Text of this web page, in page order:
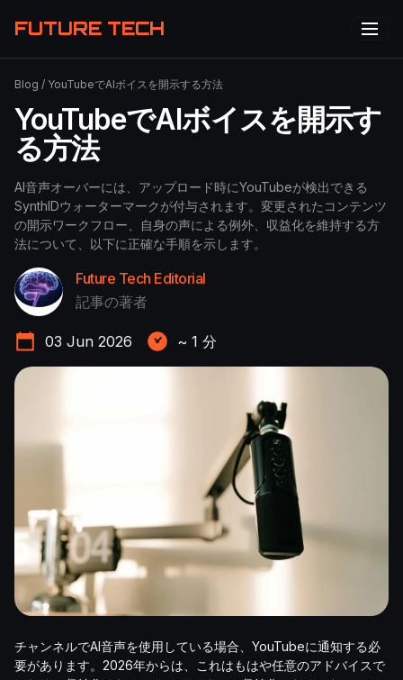
FUTURE TECH
Blog / YouTubeでAIボイスを開示する方法
YouTubeでAIボイスを開示す
る方法
AI音声オーバーには、アップロード時にYouTubeが検出できる
SynthIDウォーターマークが付与されます。変更されたコンテンツ
の開示ワークフロー、自身の声による例外、収益化を維持する方
法について、以下に正確な手順を示します。
Future Tech Editorial
記事の著者
03 Jun 2026 ~ 1 分
チャンネルでAI音声を使用している場合、YouTubeに通知する必
要があります。2026年からは、これはもはや任意のアドバイスで